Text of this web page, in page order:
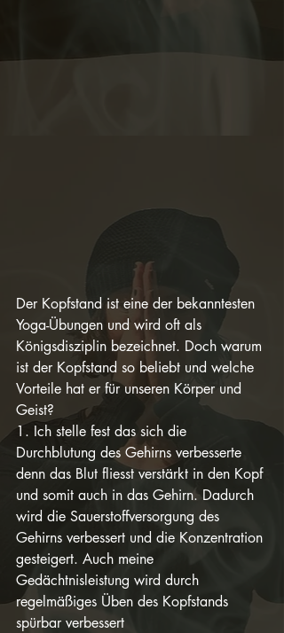
Der Kopfstand ist eine der bekanntesten
Yoga-Übungen und wird oft als
Königsdisziplin bezeichnet. Doch warum
ist der Kopfstand so beliebt und welche
Vorteile hat er für unseren Körper und
Geist?
1. Ich stelle fest das sich die
Durchblutung des Gehirns verbesserte
denn das Blut fliesst verstärkt in den Kopf
und somit auch in das Gehirn. Dadurch
wird die Sauerstoffversorgung des
Gehirns verbessert und die Konzentration
gesteigert. Auch meine
Gedächtnisleistung wird durch
regelmäßiges Üben des Kopfstands
spürbar verbessert